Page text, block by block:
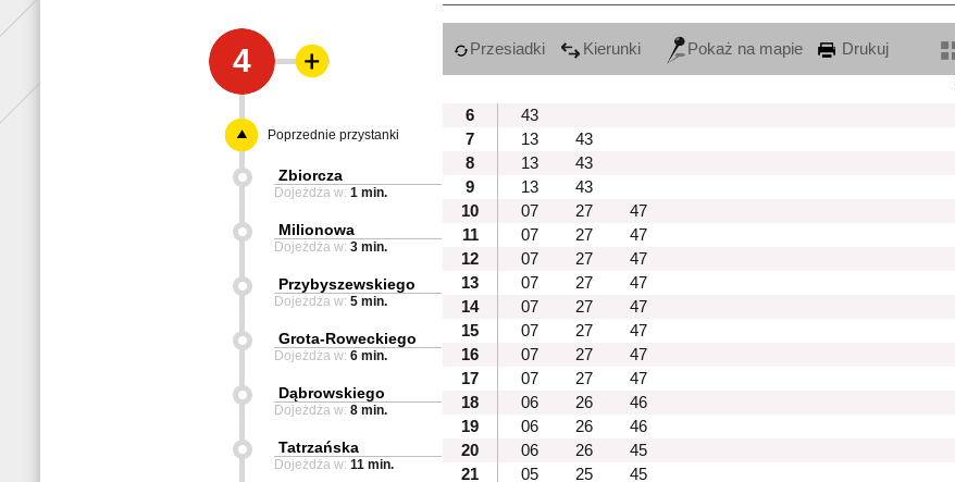
4 Przesiadki Kierunki Pokaż na mapie Drukuj
6
43
7
13
43
8
13
43
9
13
43
10
07 27
47
11
07 27
47
12
07 27
47
13
07 27
47
14
07 27
47
15
07 27
47
16
07 27
47
17
07 27
47
18
06 26
46
19
06 26
46
20
06 26
45
21
05 25 45
Poprzednie przystanki
Zbiorcza
Dojeżdża w: 1 min.
Milionowa
Dojeżdża w: 3 min.
Przybyszewskiego
Dojeżdża w: 5 min.
Grota-Roweckiego
Dojeżdża w: 6 min.
Dąbrowskiego
Dojeżdża w: 8 min.
Tatrzańska
Dojeżdża w: 11 min.